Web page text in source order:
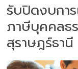
รับปิดงบกา
ภาษีบุคคลธ
สุราษฎร์ธานี